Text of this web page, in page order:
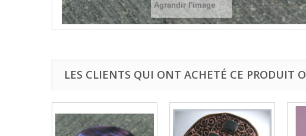
Agrandir l'image
LES CLIENTS QUI ONT ACHETÉ CE PRODUIT